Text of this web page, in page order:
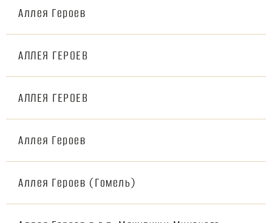
Аллея Героев
АЛЛЕЯ ГЕРОЕВ
АЛЛЕЯ ГЕРОЕВ
Аллея Героев
Аллея Героев (Гомель)